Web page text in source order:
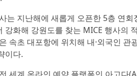
는 지난해에 새롭게 오픈한 5층 연
강화해 강원도를 찾는 MICE 행사의
속초 대포항에 위치해 내·외국인
이다.